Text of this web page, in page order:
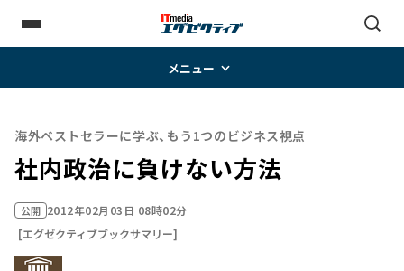
メニュー
海外ベストセラーに学ぶ、もう1つのビジネス視点
社内政治に負けない方法
公開 2012年02月03日 08時02分
[エグゼクティブブックサマリー]